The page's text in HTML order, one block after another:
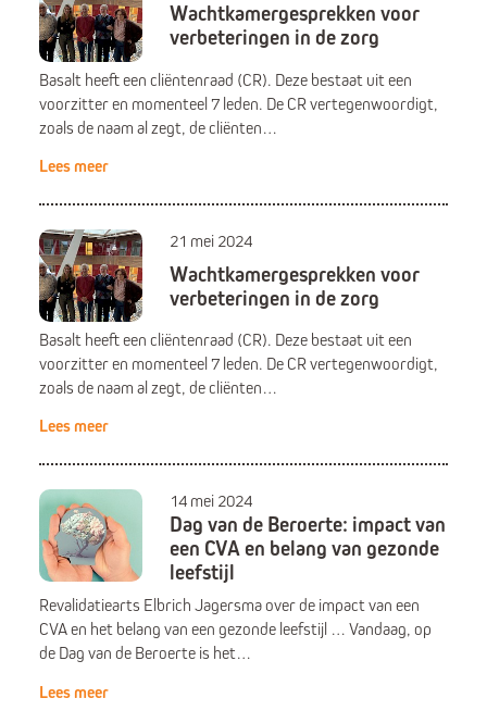
Wachtkamergesprekken voor
verbeteringen in de zorg
Basalt heeft een cliëntenraad (CR). Deze bestaat uit een
voorzitter en momenteel 7 leden. De CR vertegenwoordigt,
zoals de naam al zegt, de cliënten…
Lees meer
21 mei 2024
Wachtkamergesprekken voor
verbeteringen in de zorg
Basalt heeft een cliëntenraad (CR). Deze bestaat uit een
voorzitter en momenteel 7 leden. De CR vertegenwoordigt,
zoals de naam al zegt, de cliënten…
Lees meer
14 mei 2024
Dag van de Beroerte: impact van
een CVA en belang van gezonde
leefstijl
Revalidatiearts Elbrich Jagersma over de impact van een
CVA en het belang van een gezonde leefstijl … Vandaag, op
de Dag van de Beroerte is het…
Lees meer